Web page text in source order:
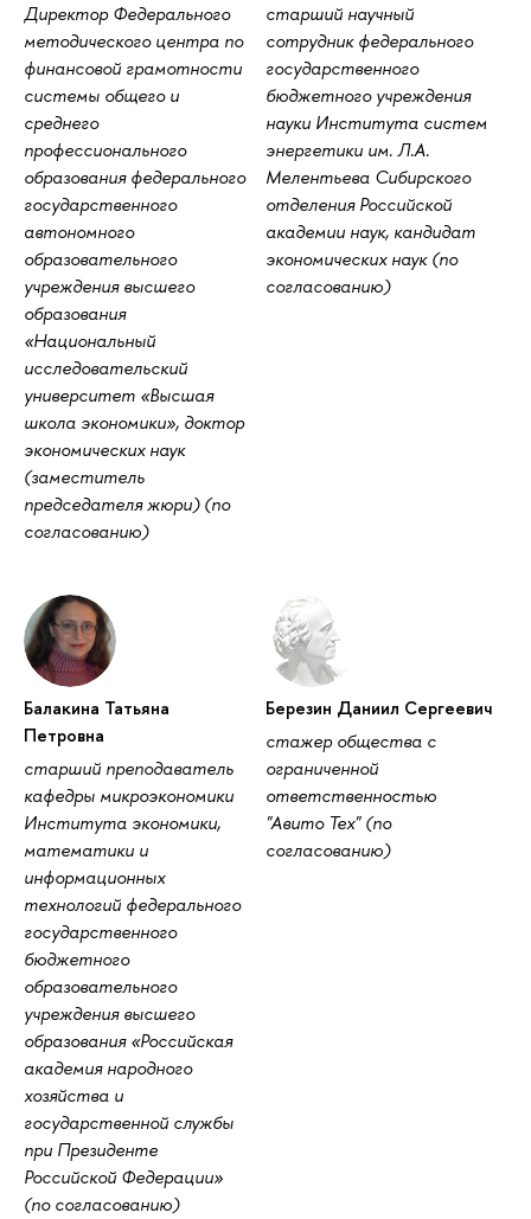
Директор Федерального
методического центра по
финансовой грамотности
системы общего и
среднего
профессионального
образования федерального
государственного
автономного
образовательного
учреждения высшего
образования
«Национальный
исследовательский
университет «Высшая
школа экономики», доктор
экономических наук
(заместитель
председателя жюри) (по
согласованию)
старший научный
сотрудник федерального
государственного
бюджетного учреждения
науки Института систем
энергетики им. Л.А.
Мелентьева Сибирского
отделения Российской
академии наук, кандидат
экономических наук (по
согласованию)
Балакина Татьяна
Петровна
старший преподаватель
кафедры микроэкономики
Института экономики,
математики и
информационных
технологий федерального
государственного
бюджетного
образовательного
учреждения высшего
образования «Российская
академия народного
хозяйства и
государственной службы
при Президенте
Российской Федерации»
(по согласованию)
Березин Даниил Сергеевич
стажер общества с
ограниченной
ответственностью
"Авито Тех" (по
согласованию)